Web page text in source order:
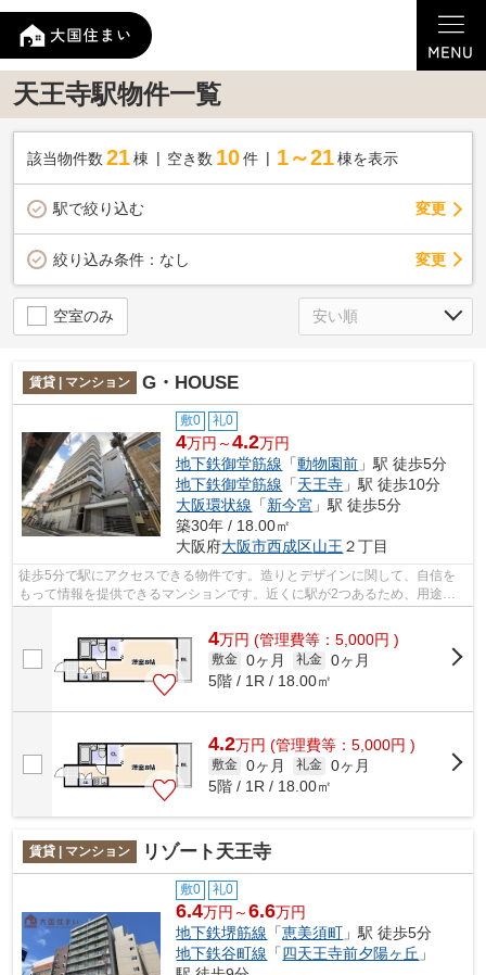
天王寺駅物件一覧
該当物件数 21棟 空き数 10 件 1～21 棟を表示
駅で絞り込む 変更
絞り込み条件： なし 変更
空室のみ
賃貸 | マンション G・HOUSE
敷0 礼0
4万円～4.2万円
地下鉄御堂筋線 「動物園前 」駅 徒歩5分
地下鉄御堂筋線 「天王寺 」駅 徒歩10分
大阪環状線 「新今宮 」駅 徒歩5分
築30年 / 18.00㎡
大阪府大阪市西成区山王 ２丁目
徒歩5分で駅にアクセスできる物件です。造りとデザインに関して、自信を
もって情報を提供できるマンションです。近くに駅が2つあるため、用途や
4万円 (管理費等：5,000円 )
敷金 0ヶ月 礼金 0ヶ月
5階 / 1R / 18.00㎡
4.2万円 (管理費等：5,000円 )
敷金 0ヶ月 礼金 0ヶ月
5階 / 1R / 18.00㎡
賃貸 | マンション リゾート天王寺
敷0 礼0
6.4万円～6.6万円
地下鉄堺筋線 「恵美須町 」駅 徒歩5分
地下鉄谷町線 「四天王寺前夕陽ヶ丘 」